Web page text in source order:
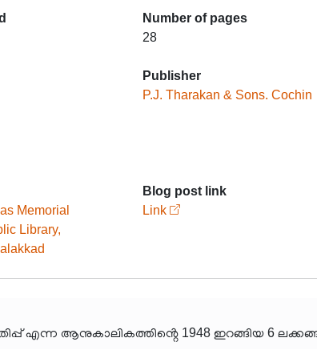
Number of pages
28
Publisher
P.J. Tharakan & Sons. Cochin
Memorial
Library,
Blog post link
Link
എന്ന ആനുകാലികത്തിൻ്റെ 1948 ഇറങ്ങിയ 6